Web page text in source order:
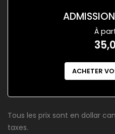
À
ACHETER
Tous les prix sont en dollar
taxes.